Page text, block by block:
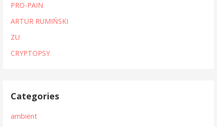
PRO-PAIN
ARTUR RUMIŃSKI
ZU
CRYPTOPSY
Categories
ambient